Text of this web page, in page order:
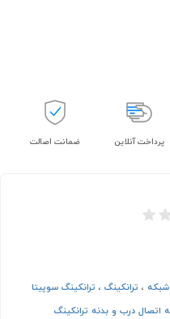
پرداخت آنلاین ضمانت اصالت
، ترانکینگ، ترانکینگ سوپیتا
درب و بدنه ترانکینگ